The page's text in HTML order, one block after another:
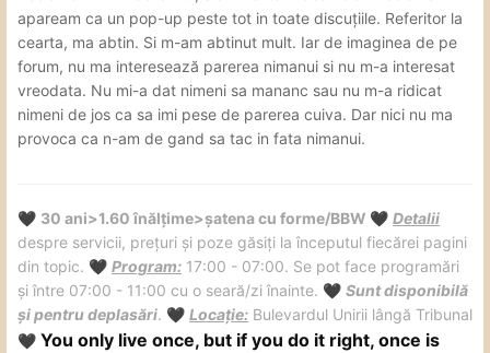
gogoși la cofetari!
Pe viitor evitați să vă expuneți "certurile" în public!
Fiecare să se fută pe ce prețuri își dorește nu este treaba
nimănui asta!
Dar noi ca și escorte nu trebuie să ne promovăm prin
Unii oameni văd ce se scrie pe aici și pun preț pe felul în
care interacționăm....
Faceți pace!
apaream ca un pop-up peste tot in toate discuțiile. Referitor la
cearta, ma abtin. Si m-am abtinut mult. Iar de imaginea de pe
forum, nu ma interesează parerea nimanui si nu m-a interesat
vreodata. Nu mi-a dat nimeni sa mananc sau nu m-a ridicat
nimeni de jos ca sa imi pese de parerea cuiva. Dar nici nu ma
provoca ca n-am de gand sa tac in fata nimanui.
🖤 30 ani>1.60 înălțime>șatena cu forme/BBW 🖤 Detalii
despre servicii, prețuri și poze găsiți la începutul fiecărei pagini
din topic. 🖤 Program: 17:00 - 07:00. Se pot face programări
și între 07:00 - 11:00 cu o seară/zi înainte. 🖤 Sunt disponibilă
și pentru deplasări. 🖤 Locație: Bulevardul Unirii lângă Tribunal
🖤 You only live once, but if you do it right, once is